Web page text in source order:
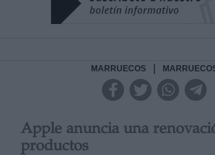
MARRUECOS
Apple anuncia una
productos
Responsable: